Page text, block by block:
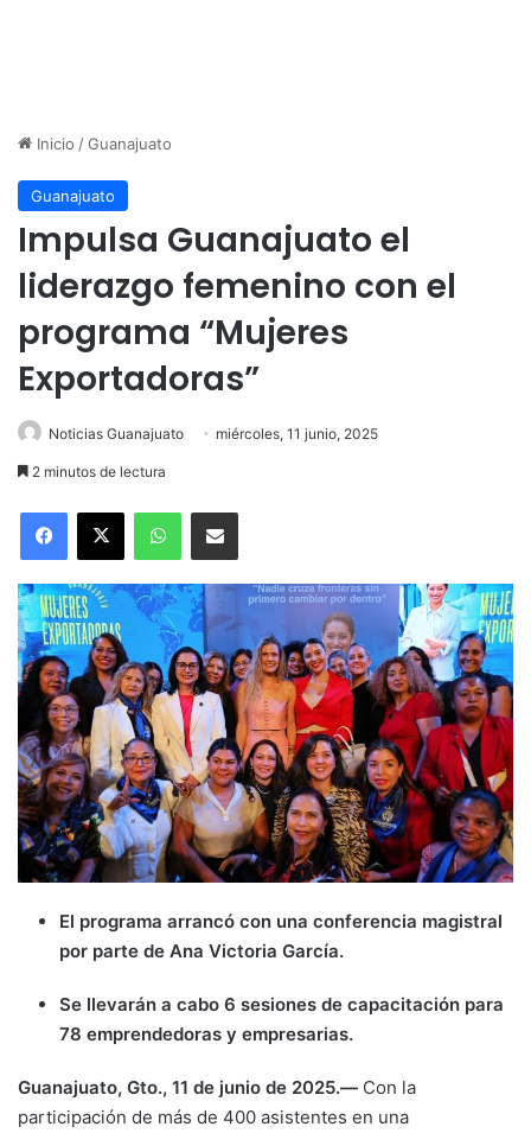
Inicio /Guanajuato
Guanajuato
Impulsa Guanajuato el
liderazgo femenino con el
programa “Mujeres
Exportadoras”
Noticias Guanajuato miércoles, 11 junio, 2025
2 minutos de lectura
El programa arrancó con una conferencia magistral
por parte de Ana Victoria García.
Se llevarán a cabo 6 sesiones de capacitación para
78 emprendedoras y empresarias.
Guanajuato, Gto., 11 de junio de 2025.— Con la
participación de más de 400 asistentes en una